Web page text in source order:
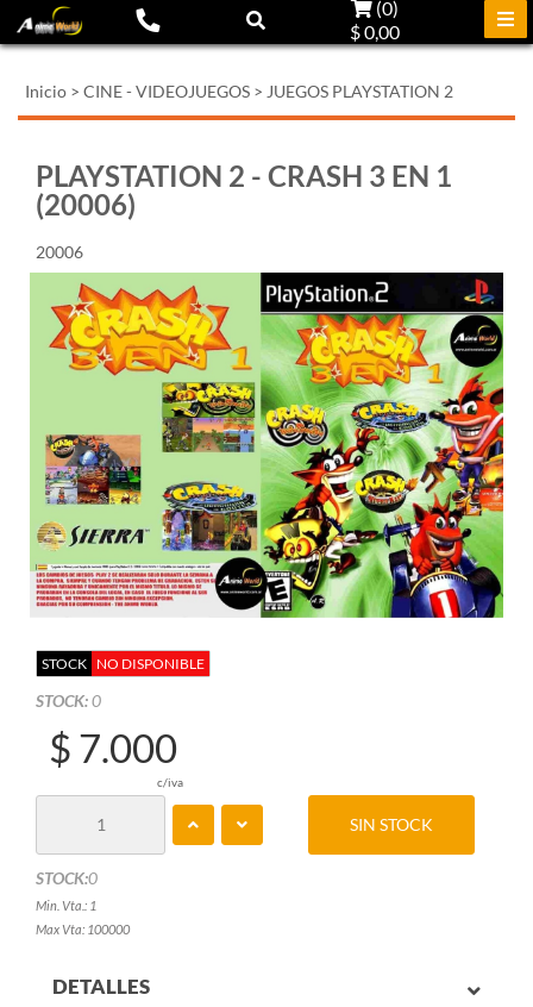
(0)
$ 0,00
Inicio > CINE - VIDEOJUEGOS > JUEGOS PLAYSTATION 2
PLAYSTATION 2 - CRASH 3 EN 1
(20006)
20006
STOCK NO DISPONIBLE
STOCK:0
$ 7.000
c/iva
STOCK:0
Min. Vta.: 1
Max Vta: 100000
SIN STOCK
DETALLES